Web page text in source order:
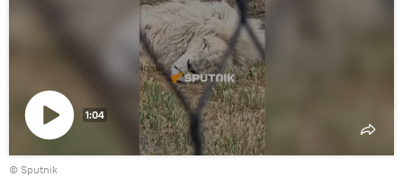
Воспроизвести
видео
1:04
© Sputnik